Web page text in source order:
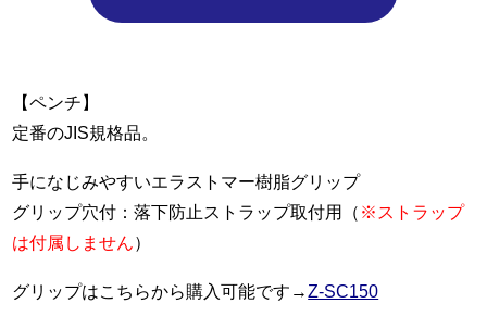
【ペンチ】
定番のJIS規格品。
手になじみやすいエラストマー樹脂グリップ
グリップ穴付：落下防止ストラップ取付用（ ※ストラップ
は付属しません）
グリップはこちらから購入可能です→Z-SC150